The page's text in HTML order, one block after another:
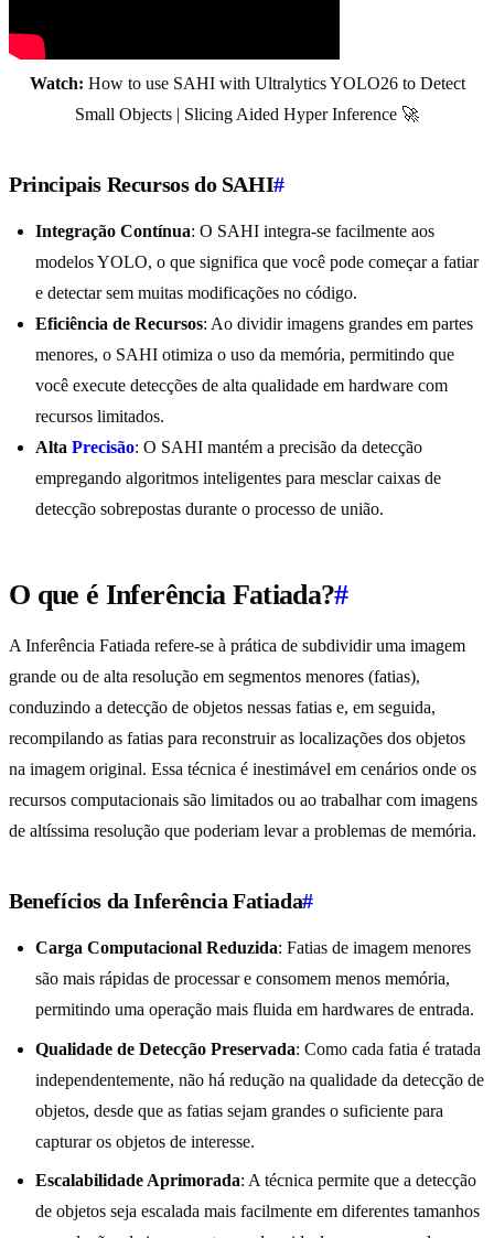
Watch: How to use SAHI with Ultralytics YOLO26 to Detect
Small Objects | Slicing Aided Hyper Inference 🚀
Principais Recursos do SAHI#
Integração Contínua: O SAHI integra-se facilmente aos
modelos YOLO, o que significa que você pode começar a fatiar
e detectar sem muitas modificações no código.
Eficiência de Recursos: Ao dividir imagens grandes em partes
menores, o SAHI otimiza o uso da memória, permitindo que
você execute detecções de alta qualidade em hardware com
recursos limitados.
Alta Precisão: O SAHI mantém a precisão da detecção
empregando algoritmos inteligentes para mesclar caixas de
detecção sobrepostas durante o processo de união.
O que é Inferência Fatiada?#
A Inferência Fatiada refere-se à prática de subdividir uma imagem
grande ou de alta resolução em segmentos menores (fatias),
conduzindo a detecção de objetos nessas fatias e, em seguida,
recompilando as fatias para reconstruir as localizações dos objetos
na imagem original. Essa técnica é inestimável em cenários onde os
recursos computacionais são limitados ou ao trabalhar com imagens
de altíssima resolução que poderiam levar a problemas de memória.
Benefícios da Inferência Fatiada#
Carga Computacional Reduzida: Fatias de imagem menores
são mais rápidas de processar e consomem menos memória,
permitindo uma operação mais fluida em hardwares de entrada.
Qualidade de Detecção Preservada: Como cada fatia é tratada
independentemente, não há redução na qualidade da detecção de
objetos, desde que as fatias sejam grandes o suficiente para
capturar os objetos de interesse.
Escalabilidade Aprimorada: A técnica permite que a detecção
de objetos seja escalada mais facilmente em diferentes tamanhos